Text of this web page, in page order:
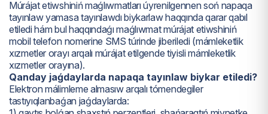
Múrájat etiwshiniń maǵlıwmatları úyrenilgennen soń napaqa
tayınlaw yamasa tayınlawdı biykarlaw haqqında qarar qabıl
etiledi hám bul haqqındaǵı maǵlıwmat múrájat etiwshiniń
mobil telefon nomerine SMS túrinde jiberiledi (mámleketlik
xızmetler orayı arqalı múrájat etilgende tiyisli mámleketlik
xızmetler orayına).
Qanday jaǵdaylarda napaqa tayınlaw biykar etiledi?
Elektron málimleme almasıw arqalı tómendegiler
tastıyıqlanbaǵan jaǵdaylarda: